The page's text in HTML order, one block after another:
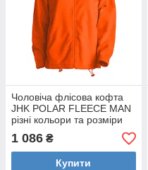
Чоловіча флісова кофта
JHK POLAR FLEECE MAN
різні кольори та розміри
Жовтогарячий (OR), L
1 086 ₴
Купити